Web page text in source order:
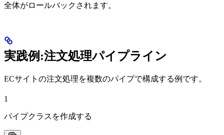
全体がロールバックされます。
実践例:注文処理パイプライン
ECサイトの注文処理を複数のパイプで構成する例です。
1
パイプクラスを作成する